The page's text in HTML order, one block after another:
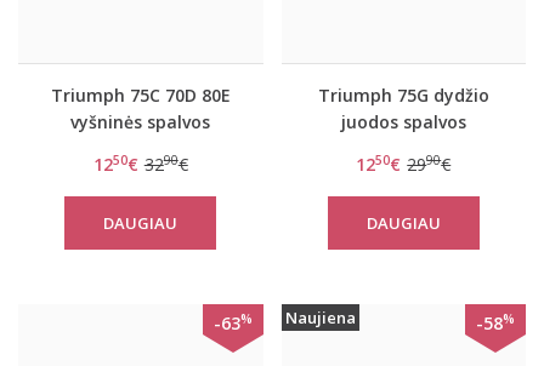
Triumph 75C 70D 80E
vyšninės spalvos
Spotlight WHP
1250€ 3290€
DAUGIAU
Triumph 75G dydžio
juodos spalvos
Spotlight WHU X
1250€ 2990€
DAUGIAU
-63% Naujiena -58%